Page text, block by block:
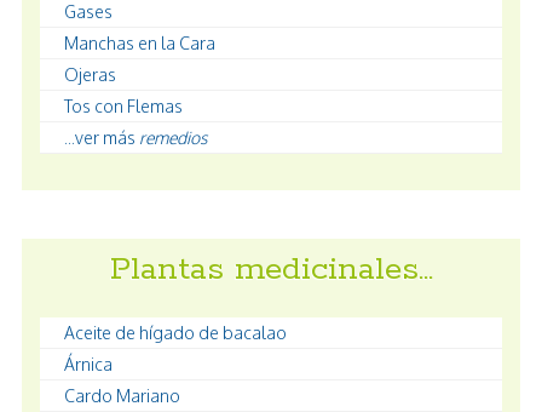
Gases
Manchas en la Cara
Ojeras
Tos con Flemas
...ver más remedios
Plantas medicinales…
Aceite de hígado de bacalao
Árnica
Cardo Mariano